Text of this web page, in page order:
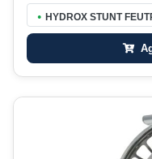
● HYDROX STUNT